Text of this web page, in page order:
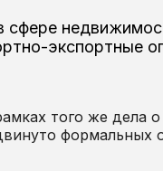
сфере
экспортные
того же дела
формальных